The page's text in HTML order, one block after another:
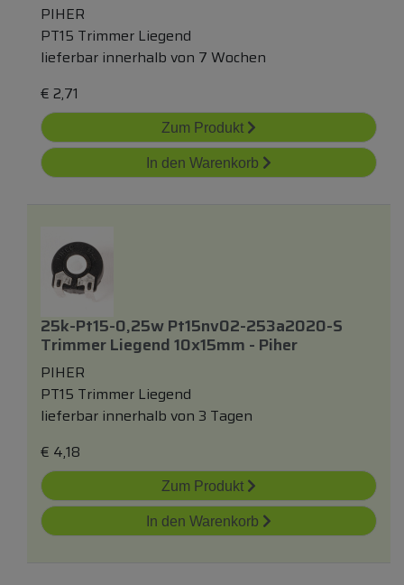
PIHER
PT15 Trimmer Liegend
lieferbar innerhalb von 7 Wochen
€ 2,71
Zum Produkt
In den Warenkorb
25k-Pt15-0,25w Pt15nv02-253a2020-S
Trimmer Liegend 10x15mm - Piher
PIHER
PT15 Trimmer Liegend
lieferbar innerhalb von 3 Tagen
€ 4,18
Zum Produkt
In den Warenkorb